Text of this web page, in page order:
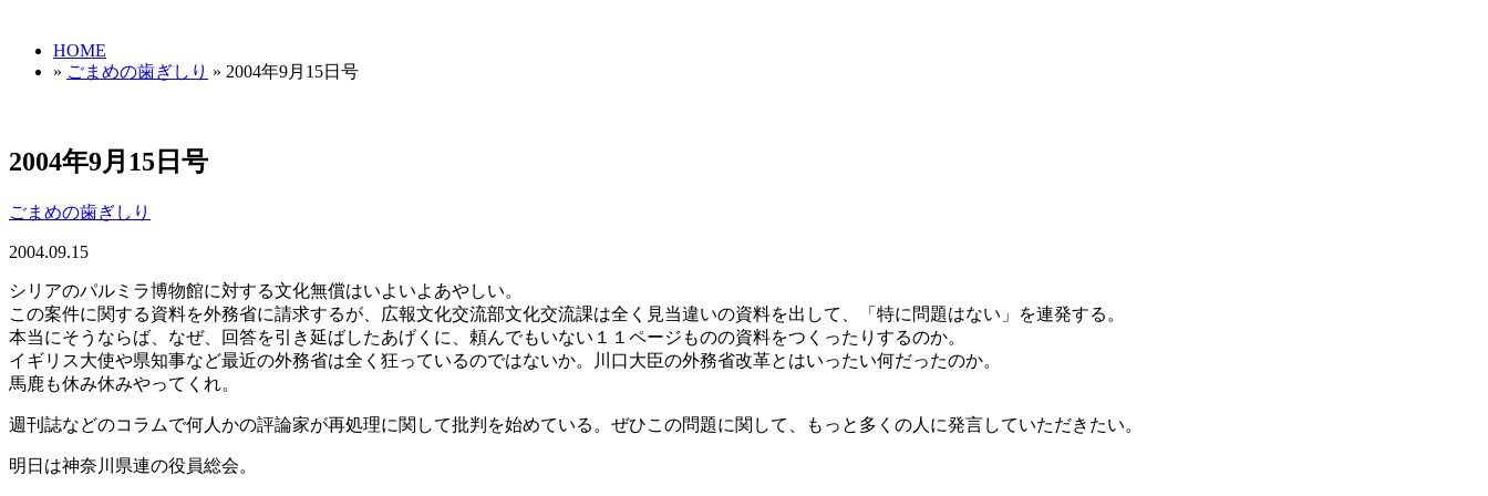
HOME
» ごまめの歯ぎしり » 2004年9月15日号
2004年9月15日号
ごまめの歯ぎしり
2004.09.15
シリアのパルミラ博物館に対する文化無償はいよいよあやしい。
この案件に関する資料を外務省に請求するが、広報文化交流部文化交流課は全く見当違いの資料を出して、「特に問題はない」を連発する。
本当にそうならば、なぜ、回答を引き延ばしたあげくに、頼んでもいない１１ページものの資料をつくったりするのか。
イギリス大使や県知事など最近の外務省は全く狂っているのではないか。川口大臣の外務省改革とはいったい何だったのか。
馬鹿も休み休みやってくれ。
週刊誌などのコラムで何人かの評論家が再処理に関して批判を始めている。ぜひこの問題に関して、もっと多くの人に発言していただきたい。
明日は神奈川県連の役員総会。